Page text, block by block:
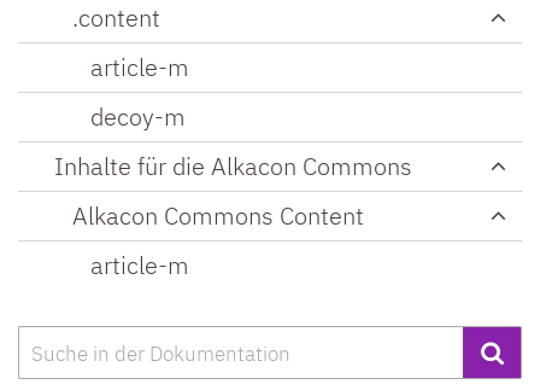
.content
article-m
decoy-m
Inhalte für die Alkacon Commons
Alkacon Commons Content
article-m
Suche